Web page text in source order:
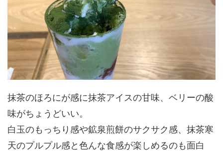
抹茶のほろにが感に抹茶アイスの甘味、ベリーの酸
味がちょうどいい。
白玉のもっちり感や鉱泉煎餅のサクサク感、抹茶寒
天のプルプル感と色んな食感が楽しめるのも面白